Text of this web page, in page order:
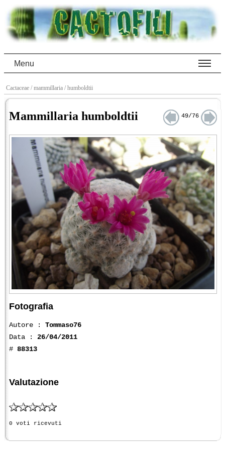
Menu
Cactaceae / mammillaria / humboldtii
Mammillaria humboldtii 49/76
Fotografia
Autore : Tommaso76
Data : 26/04/2011
# 88313
Valutazione
0 voti ricevuti